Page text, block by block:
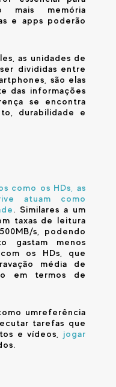
mais memória
e apps poderão
as unidades de
divididas entre
são elas
das informações
se encontra
durabilidade e
como os HDs, as
atuam como
. Similares a um
taxas de leitura
s, podendo
gastam menos
os HDs, que
média de
em termos de
umreferência
tarefas que
e vídeos, jogar